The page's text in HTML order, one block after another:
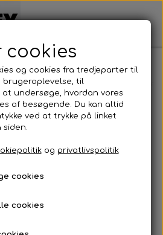
Benz Nøglehus
cookies
og cookies fra tredjeparter til
brugeroplevelse, til
undersøge, hvordan vores
af besøgende. Du kan altid
ved at trykke på linket
siden.
og privatlivspolitik
cookies
cookies